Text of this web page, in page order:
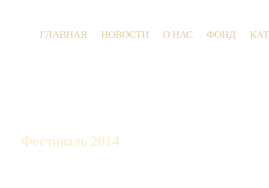
ГЛАВНАЯ НОВОСТИ О НАС ФОНД
Фестиваль 2014